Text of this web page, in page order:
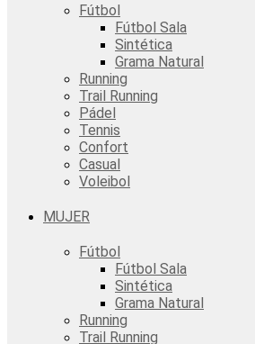
Fútbol
Fútbol Sala
Sintética
Grama Natural
Running
Trail Running
Pádel
Tennis
Confort
Casual
Voleibol
MUJER
Fútbol
Fútbol Sala
Sintética
Grama Natural
Running
Trail Running